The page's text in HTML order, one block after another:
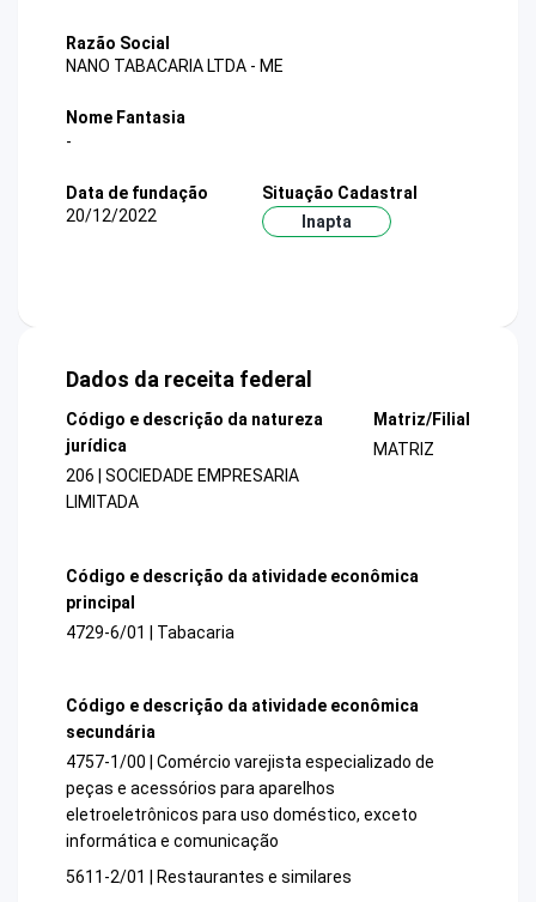
Razão Social
NANO TABACARIA LTDA - ME
Nome Fantasia
-
Data de fundação
20/12/2022
Situação Cadastral
Inapta
Dados da receita federal
Código e descrição da natureza
jurídica
206 | SOCIEDADE EMPRESARIA
LIMITADA
Matriz/Filial
MATRIZ
Código e descrição da atividade econômica
principal
4729-6/01 | Tabacaria
Código e descrição da atividade econômica
secundária
4757-1/00 | Comércio varejista especializado de
peças e acessórios para aparelhos
eletroeletrônicos para uso doméstico, exceto
informática e comunicação
5611-2/01 | Restaurantes e similares